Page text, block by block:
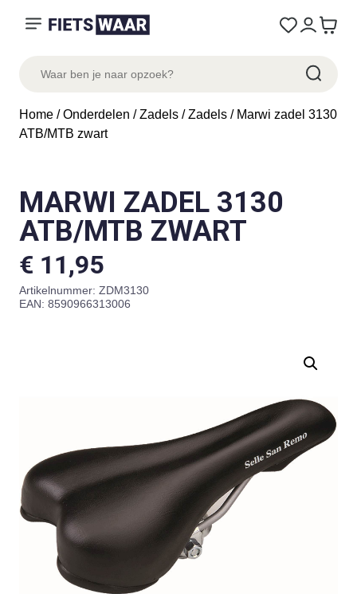
Home /Onderdelen /Zadels /Zadels / Marwi zadel 3130
ATB/MTB zwart
MARWI ZADEL 3130
ATB/MTB ZWART
€ 11,95
Artikelnummer: ZDM3130
EAN: 8590966313006